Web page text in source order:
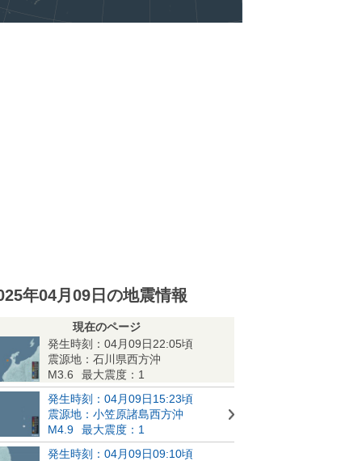
年04月09日の地震情報
現在のページ
発生時刻：04月09日22:05頃
震源地：石川県西方沖
M3.6
最大震度：1
発生時刻：04月09日15:23頃
震源地：小笠原諸島西方沖
M4.9
最大震度：1
発生時刻：04月09日09:10頃